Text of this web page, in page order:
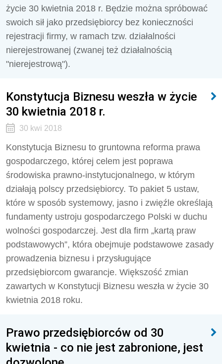
życie 30 kwietnia 2018 r. Będzie można spróbować
swoich sił jako przedsiębiorcy bez konieczności
rejestracji firmy, w ramach tzw. działalności
nierejestrowanej (zwanej też działalnością
"nierejestrową").
Konstytucja Biznesu weszła w życie
30 kwietnia 2018 r.
30 kwi 2018
Konstytucja Biznesu to gruntowna reforma prawa
gospodarczego, której celem jest poprawa
środowiska prawno-instytucjonalnego, w którym
działają polscy przedsiębiorcy. To pakiet 5 ustaw,
które w sposób systemowy, jasno i zwięźle określają
fundamenty ustroju gospodarczego Polski w duchu
wolności gospodarczej. Jest dla firm „kartą praw
podstawowych”, która obejmuje podstawowe zasady
prowadzenia biznesu i przysługujące
przedsiębiorcom gwarancje. Większość zmian
zawartych w Konstytucji Biznesu weszła w życie 30
kwietnia 2018 roku.
Prawo przedsiębiorców od 30
kwietnia - co nie jest zabronione, jest